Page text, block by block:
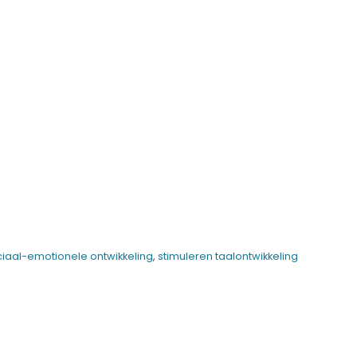
emotionele ontwikkeling, stimuleren taalontwikkeling